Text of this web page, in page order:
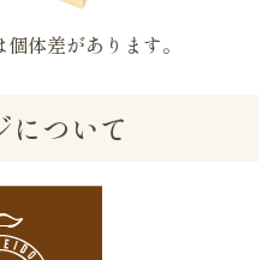
体差があります。
について